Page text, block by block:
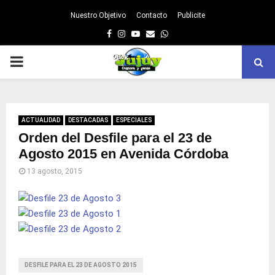
Nuestro Objetivo Contacto Publicite
Facebook
Instagram
Youtube
EmailWhatsapp
PRIMARY
ACTUALIDAD DESTACADAS ESPECIALES
Orden del Desfile para el 23 de
Agosto 2015 en Avenida Córdoba
13 agosto, 2015
DESFILE PARA EL 23 DE AGOSTO 2015